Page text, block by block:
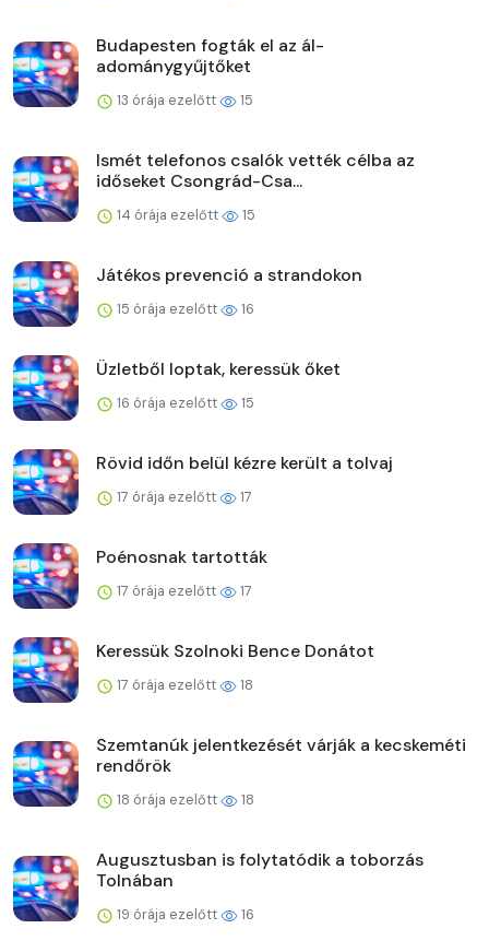
Budapesten fogták el az ál-
adománygyűjtőket
13 órája ezelőtt 15
Ismét telefonos csalók vették célba az
időseket Csongrád-Csa...
14 órája ezelőtt 15
Játékos prevenció a strandokon
15 órája ezelőtt 16
Üzletből loptak, keressük őket
16 órája ezelőtt 15
Rövid időn belül kézre került a tolvaj
17 órája ezelőtt 17
Poénosnak tartották
17 órája ezelőtt 17
Keressük Szolnoki Bence Donátot
17 órája ezelőtt 18
Szemtanúk jelentkezését várják a kecskeméti
rendőrök
18 órája ezelőtt 18
Augusztusban is folytatódik a toborzás
Tolnában
19 órája ezelőtt 16